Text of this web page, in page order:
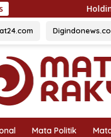
Perkebunan Nusantara
Mata Politik